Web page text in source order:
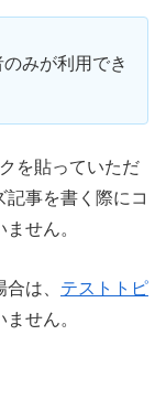
みが利用でき
を貼っていただ
事を書く際にコ
せん。
は、 テストトピ
せん。